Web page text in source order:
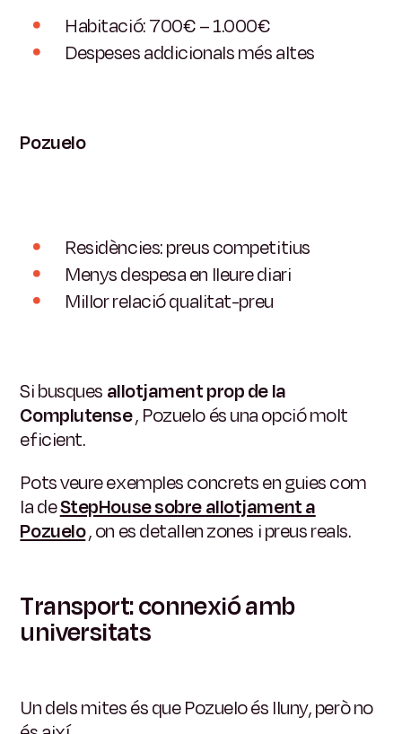
Habitació: 700€ – 1.000€
Despeses addicionals més altes
Pozuelo
Residències: preus competitius
Menys despesa en lleure diari
Millor relació qualitat-preu
Si busques allotjament prop de la
Complutense, Pozuelo és una opció molt
eficient.
Pots veure exemples concrets en guies com
la deStepHouse sobre allotjament a
Pozuelo, on es detallen zones i preus reals.
Transport: connexió amb
universitats
Un dels mites és que Pozuelo és lluny, però no